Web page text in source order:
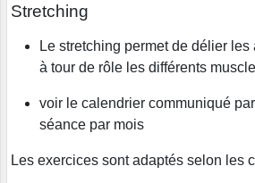
Stretching
Le stretching permet de délier
à tour de rôle les différents
voir le calendrier communiqué
séance par mois
Les exercices sont adaptés selon les